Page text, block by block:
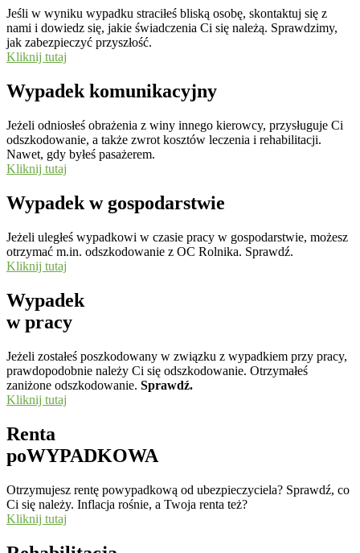
Jeśli w wyniku wypadku straciłeś bliską osobę, skontaktuj się z
nami i dowiedz się, jakie świadczenia Ci się należą. Sprawdzimy,
jak zabezpieczyć przyszłość.
Kliknij tutaj
Wypadek komunikacyjny
Jeżeli odniosłeś obrażenia z winy innego kierowcy, przysługuje Ci
odszkodowanie, a także zwrot kosztów leczenia i rehabilitacji.
Nawet, gdy byłeś pasażerem.
Kliknij tutaj
Wypadek w gospodarstwie
Jeżeli uległeś wypadkowi w czasie pracy w gospodarstwie, możesz
otrzymać m.in. odszkodowanie z OC Rolnika. Sprawdź.
Kliknij tutaj
Wypadek
w pracy
Jeżeli zostałeś poszkodowany w związku z wypadkiem przy pracy,
prawdopodobnie należy Ci się odszkodowanie. Otrzymałeś
zaniżone odszkodowanie. Sprawdź.
Kliknij tutaj
Renta
poWYPADKOWA
Otrzymujesz rentę powypadkową od ubezpieczyciela? Sprawdź, co
Ci się należy. Inflacja rośnie, a Twoja renta też?
Kliknij tutaj